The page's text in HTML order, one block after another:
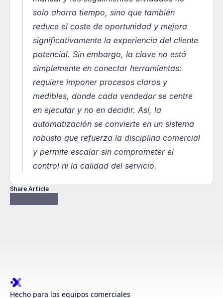
solo ahorra tiempo, sino que también
reduce el coste de oportunidad y mejora
significativamente la experiencia del cliente
potencial. Sin embargo, la clave no está
simplemente en conectar herramientas:
requiere imponer procesos claros y
medibles, donde cada vendedor se centre
en ejecutar y no en decidir. Así, la
automatización se convierte en un sistema
robusto que refuerza la disciplina comercial
y permite escalar sin comprometer el
control ni la calidad del servicio.
Share Article
Hecho para los equipos comerciales